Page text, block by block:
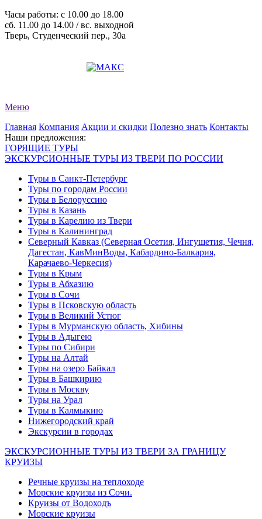
Часы работы: c 10.00 до 18.00
сб. 11.00 до 14.00 / вс. выходной
Тверь, Студенческий пер., 30а
Меню
Главная Компания Акции и скидки Полезно знать Контакты
Наши предложения:
ГОРЯЩИЕ ТУРЫ
ЭКСКУРСИОННЫЕ ТУРЫ ИЗ ТВЕРИ ПО РОССИИ
Туры в Санкт-Петербург
Туры по городам России
Туры в Белоруссию
Туры в Казань
Туры в Карелию из Твери
Туры в Калининград
Северный Кавказ (Северная Осетия, Ингушетия, Чечня,
Дагестан, КавМинВоды, Кабардино-Балкария,
Карачаево-Черкесия)
Туры в Крым
Туры в Абхазию
Туры в Сочи
Туры в Псковскую область
Туры в Великий Устюг
Туры в Мурманскую область, Хибины
Туры в Адыгею
Туры по Сибири
Туры на Алтай
Туры на озеро Байкал
Туры в Башкирию
Туры в Москву
Туры на Урал
Туры в Калмыкию
Нижегородский край
Экскурсии в городах
ЭКСКУРСИОННЫЕ ТУРЫ ИЗ ТВЕРИ ЗА ГРАНИЦУ
КРУИЗЫ
Речные круизы на теплоходе
Морские круизы из Сочи.
Круизы от Водоходъ
Морские круизы